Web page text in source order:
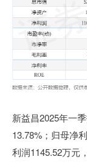
新益昌2025年一
13.78%；归母净
利润1145.52万元